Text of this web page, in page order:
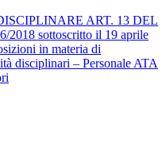
ART. 13 DEL
2018 sottoscritto il 19 aprile
in materia di
disciplinari – Personale ATA